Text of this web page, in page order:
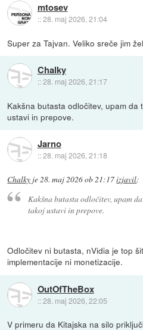
mtosev
::28. maj 2026, 21:04
Super za Tajvan. Veliko sreče jim
Chalky
::28. maj 2026, 21:17
Kakšna butasta odločitev, upam
ustavi in prepove.
Jarno
::28. maj 2026, 21:18
Chalky je28. maj 2026 ob 21:17izjavil:
Kakšna butasta odločitev, upam
takoj ustavi in prepove.
Odločitev ni butasta, nVidia je top
implementacije ni monetizacije.
OutOfTheBox
::28. maj 2026, 22:05
V primeru da Kitajska na silo